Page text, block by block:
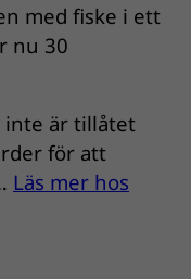
med fiske i ett
nu 30
inte är tillåtet
för att
Läs mer hos